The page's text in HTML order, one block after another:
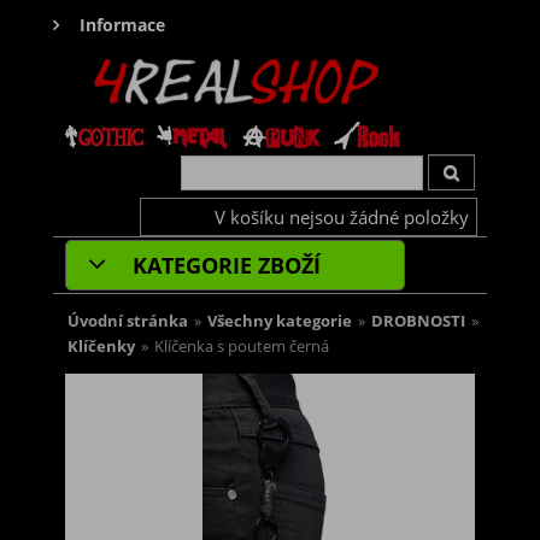
Informace
V košíku nejsou žádné položky
KATEGORIE ZBOŽÍ
Úvodní stránka » Všechny kategorie » DROBNOSTI »
Klíčenky » Klíčenka s poutem černá